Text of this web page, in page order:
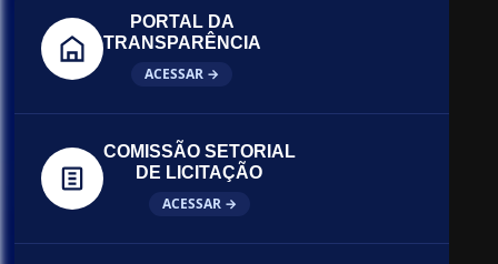
PORTAL DA
TRANSPARÊNCIA
ACESSAR →
COMISSÃO SETORIAL
DE LICITAÇÃO
ACESSAR →